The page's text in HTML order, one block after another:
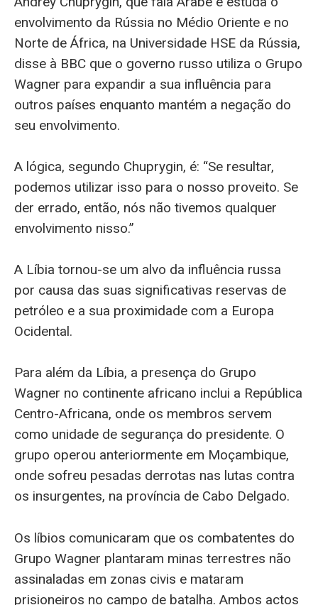
envolvimento da Rússia no Médio Oriente e no
Norte de África, na Universidade HSE da Rússia,
disse à BBC que o governo russo utiliza o Grupo
Wagner para expandir a sua influência para
outros países enquanto mantém a negação do
seu envolvimento.
A lógica, segundo Chuprygin, é: “Se resultar,
podemos utilizar isso para o nosso proveito. Se
der errado, então, nós não tivemos qualquer
envolvimento nisso.”
A Líbia tornou-se um alvo da influência russa
por causa das suas significativas reservas de
petróleo e a sua proximidade com a Europa
Ocidental.
Para além da Líbia, a presença do Grupo
Wagner no continente africano inclui a República
Centro-Africana, onde os membros servem
como unidade de segurança do presidente. O
grupo operou anteriormente em Moçambique,
onde sofreu pesadas derrotas nas lutas contra
os insurgentes, na província de Cabo Delgado.
Os líbios comunicaram que os combatentes do
Grupo Wagner plantaram minas terrestres não
assinaladas em zonas civis e mataram
prisioneiros no campo de batalha. Ambos actos